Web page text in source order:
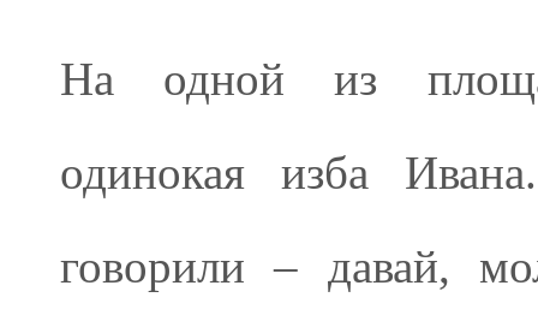
На одной из
одинокая изба
говорили – давай,